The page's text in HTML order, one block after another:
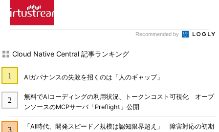
Recommended by
Cloud Native Central 記事ランキング
AIガバナンスの失敗を招くのは「人のギャップ」
無料でAIコーディングの利用状況、トークンコスト可視化 オープ
ンソースのMCPサーバ「Preflight」公開
「AI時代、開発スピード／規模は認知限界超え」 障害対応の初期